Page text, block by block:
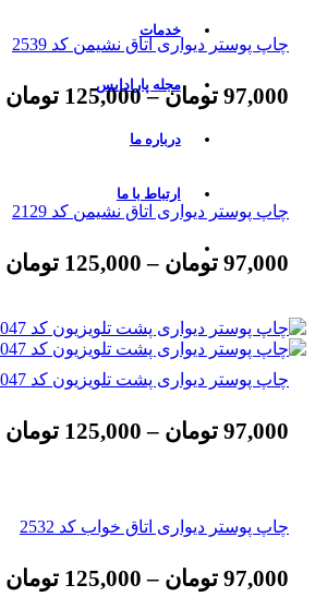
خدمات
مجله پارادایس
درباره ما
ارتباط با ما
چاپ پوستر دیواری اتاق نشیمن کد 2539
97,000 تومان–
125,000 تومان
چاپ پوستر دیواری اتاق نشیمن کد 2129
97,000 تومان –
125,000 تومان
چاپ پوستر دیواری پشت تلویزیون کد 1047
97,000 تومان –
125,000 تومان
چاپ پوستر دیواری اتاق خواب کد 2532
97,000 تومان –
125,000 تومان